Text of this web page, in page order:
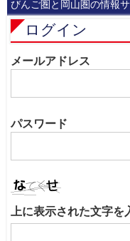
びんご圏と岡山圏の情報
ログイン
メールアドレス
パスワード
上に表示された文字を